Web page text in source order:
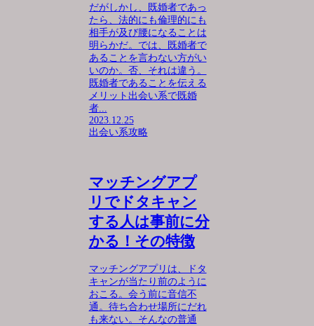
だがしかし、既婚者であっ
たら、法的にも倫理的にも
相手が及び腰になることは
明らかだ。では、既婚者で
あることを言わない方がい
いのか。否、それは違う。
既婚者であることを伝える
メリット出会い系で既婚
者...
2023.12.25
出会い系攻略
マッチングアプ
リでドタキャン
する人は事前に分
かる！その特徴
マッチングアプリは、ドタ
キャンが当たり前のように
おこる。会う前に音信不
通。待ち合わせ場所にだれ
も来ない。そんなの普通